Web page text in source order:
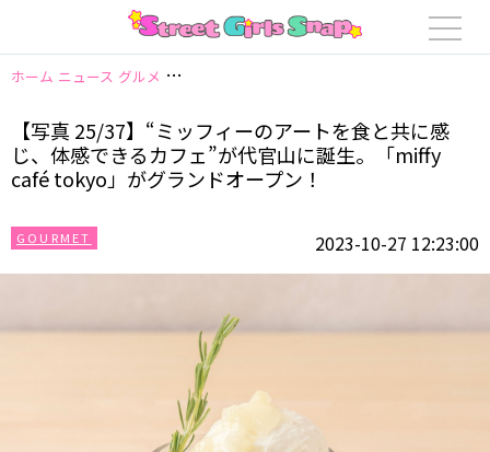
ホーム ニュース グルメ 【写真 25/37】“ミッフィーのアートを食と共に
【写真 25/37】“ミッフィーのアートを食と共に感
じ、体感できるカフェ”が代官山に誕生。「miffy
café tokyo」がグランドオープン！
GOURMET 2023-10-27 12:23:00